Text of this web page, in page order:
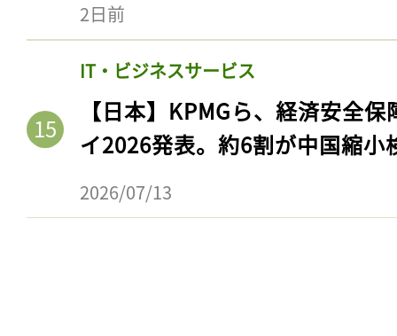
2日前
IT・ビジネスサービス
【日本】KPMGら、経済安全
イ2026発表。約6割が中国縮小
2026/07/13